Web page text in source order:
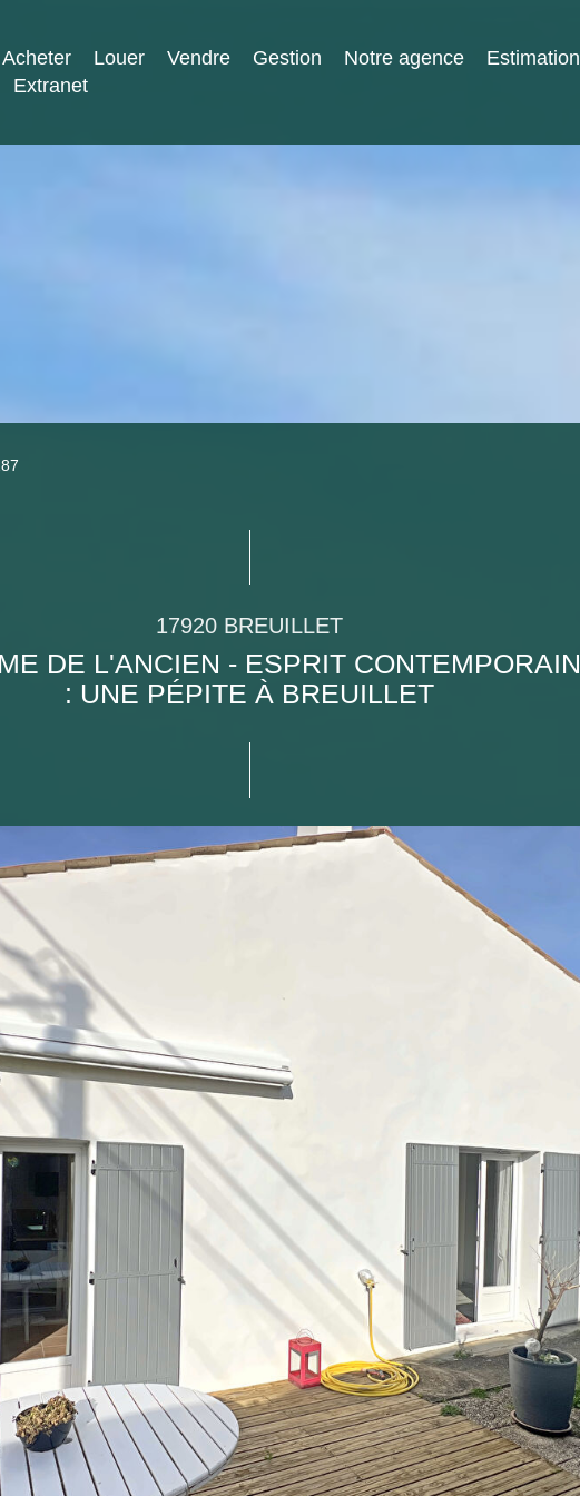
Acheter Louer Vendre Gestion Notre agence Estimation
Extranet
17920 BREUILLET
DE L'ANCIEN - ESPRIT CONTEMPORAIN
: UNE PÉPITE À BREUILLET